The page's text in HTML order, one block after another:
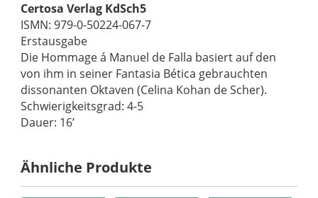
Certosa Verlag KdSch5
ISMN: 979-0-50224-067-7
Erstausgabe
Die Hommage á Manuel de Falla basiert auf den
von ihm in seiner Fantasia Bética gebrauchten
dissonanten Oktaven (Celina Kohan de Scher).
Schwierigkeitsgrad: 4-5
Dauer: 16’
Ähnliche Produkte